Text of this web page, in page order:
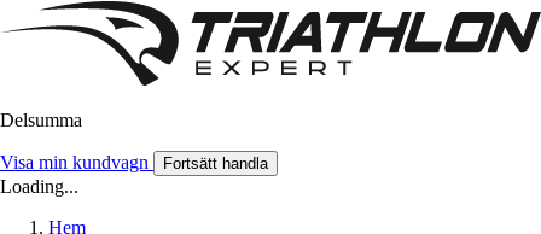
Delsumma
Visa min kundvagn Fortsätt handla
Loading...
Hem